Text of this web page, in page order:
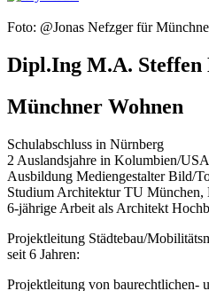
Foto: @Jonas Nefzger für
Dipl.Ing M.A. Steffen
Münchner Wohnen
Schulabschluss in Nürnberg
2 Auslandsjahre in Kolumbien/USA
Ausbildung Mediengestalter Bild/
Studium Architektur TU München,
6-jährige Arbeit als Architekt
Projektleitung Städtebau/
seit 6 Jahren:
Projektleitung von baurechtlichen-